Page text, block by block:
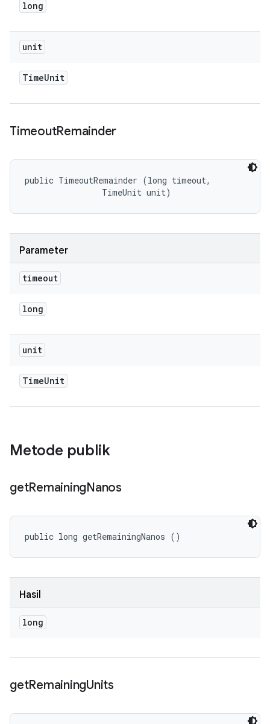
long
unit
TimeUnit
TimeoutRemainder
public TimeoutRemainder (long timeout,
                TimeUnit unit)
Parameter
timeout
long
unit
TimeUnit
Metode publik
getRemainingNanos
public long getRemainingNanos ()
Hasil
long
getRemainingUnits